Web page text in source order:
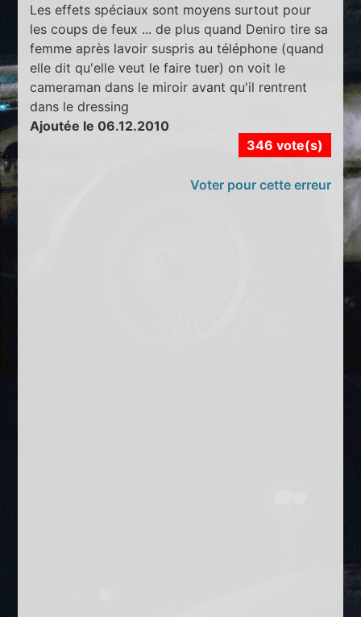
Les effets spéciaux sont moyens surtout pour
les coups de feux ... de plus quand Deniro tire sa
femme après lavoir suspris au téléphone (quand
elle dit qu'elle veut le faire tuer) on voit le
cameraman dans le miroir avant qu'il rentrent
dans le dressing
Ajoutée le 06.12.2010
346 vote(s)
Voter pour cette erreur